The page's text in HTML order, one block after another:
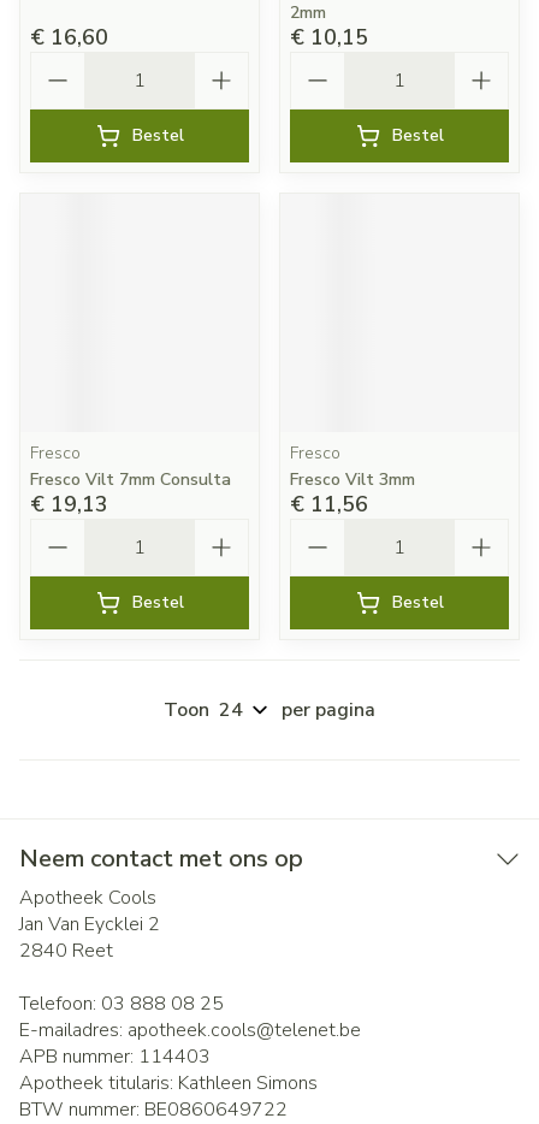
€ 16,60
Bestel
2mm
€ 10,15
Bestel
Fresco
Fresco Vilt 7mm Consulta
€ 19,13
Bestel
Fresco
Fresco Vilt 3mm
€ 11,56
Bestel
Toon per pagina
Neem contact met ons op
Apotheek Cools
Jan Van Eycklei 2
2840 Reet
Telefoon: 03 888 08 25
E-mailadres: apotheek.cools@telenet.be
APB nummer: 114403
Apotheek titularis: Kathleen Simons
BTW nummer: BE0860649722